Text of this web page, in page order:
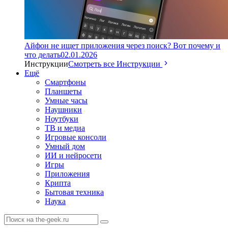
Айфон не ищет приложения через поиск? Вот почему и
что делать02.01.2026
ИнструкцииСмотреть все Инструкции
Ещё
Смартфоны
Планшеты
Умные часы
Наушники
Ноутбуки
ТВ и медиа
Игровые консоли
Умный дом
ИИ и нейросети
Игры
Приложения
Крипта
Бытовая техника
Наука